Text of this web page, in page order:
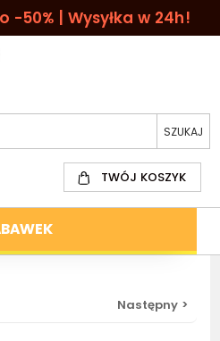
-50% | Wysyłka w 24h!
TWÓJ KOSZYK
Następny >